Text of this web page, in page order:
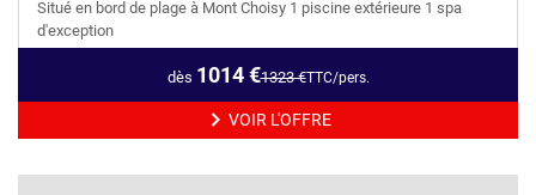
Situé en bord de plage à Mont Choisy 1 piscine extérieure 1 spa
d'exception
dès 1014€1323€TTC/pers.
VOIR L'OFFRE